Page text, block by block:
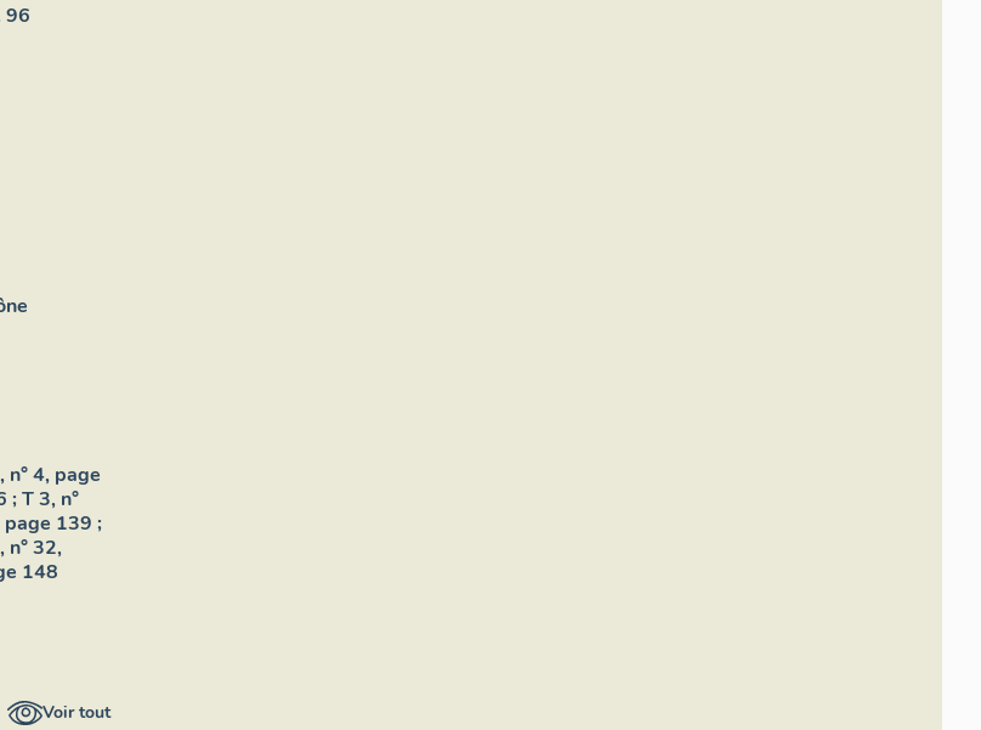
96
n° 4, page
; T 3, n°
page 139 ;
n° 32,
148
Voir tout